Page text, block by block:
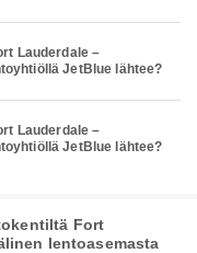
Lauderdale –
JetBlue lähtee?
Lauderdale –
JetBlue lähtee?
Fort
lentoasemasta